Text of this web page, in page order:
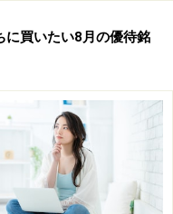
に買いたい8月の優待銘